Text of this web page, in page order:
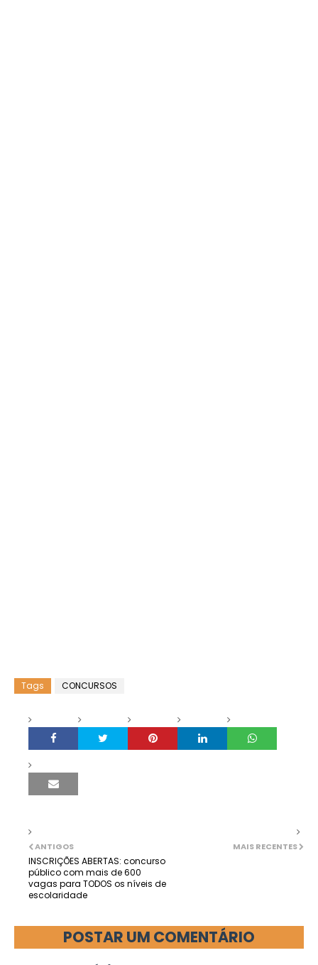
Tags CONCURSOS
MAIS RECENTES
ANTIGOS
INSCRIÇÕES ABERTAS: concurso
público com mais de 600
vagas para TODOS os níveis de
escolaridade
POSTAR UM COMENTÁRIO